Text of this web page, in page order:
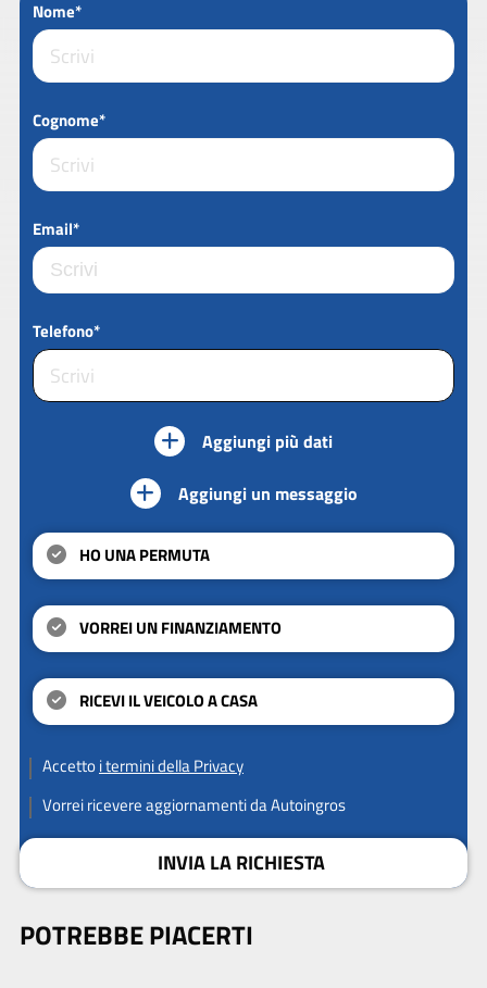
Nome*
Cognome*
Email*
Telefono*
Aggiungi più dati
Aggiungi un messaggio
HO UNA PERMUTA
VORREI UN FINANZIAMENTO
RICEVI IL VEICOLO A CASA
Accettoi termini della Privacy
Vorrei ricevere aggiornamenti da Autoingros
INVIA LA RICHIESTA
POTREBBE PIACERTI